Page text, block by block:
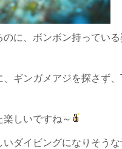
のに、ボンボン持ってい
ギンガメアジを探さず
しいですね～
ダイビングになりそうな